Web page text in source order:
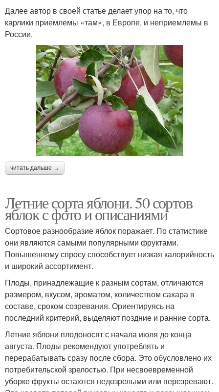
Далее автор в своей статье делает упор на то, что
карлики приемлемы «там», в Европе, и неприемлемы в
России.
читать дальше →
Летние сорта яблони. 50 сортов
яблок с фото и описаниями
Сортовое разнообразие яблок поражает. По статистике
они являются самыми популярными фруктами.
Повышенному спросу способствует низкая калорийность
и широкий ассортимент.
Плоды, принадлежащие к разным сортам, отличаются
размером, вкусом, ароматом, количеством сахара в
составе, сроком созревания. Ориентируясь на
последний критерий, выделяют поздние и ранние сорта.
Летние яблони плодоносят с начала июля до конца
августа. Плоды рекомендуют употреблять и
перерабатывать сразу после сбора. Это обусловлено их
потребительской зрелостью. При несвоевременной
уборке фрукты остаются недозрелыми или перезревают.